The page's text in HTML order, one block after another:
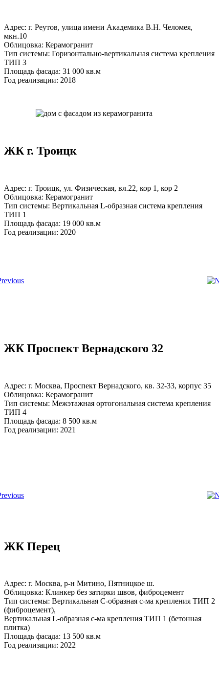
Адрес: г. Реутов, улица имени Академика В.Н. Челомея,
мкн.10
Облицовка: Керамогранит
Тип системы: Горизонтально-вертикальная система крепления
ТИП 3
Площадь фасада: 31 000 кв.м
Год реализации: 2018
ЖК г. Троицк
Адрес: г. Троицк, ул. Физическая, вл.22, кор 1, кор 2
Облицовка: Керамогранит
Тип системы: Вертикальная L-образная система крепления
ТИП 1
Площадь фасада: 19 000 кв.м
Год реализации: 2020
ЖК Проспект Вернадского 32
Адрес: г. Москва, Проспект Вернадского, кв. 32-33, корпус 35
Облицовка: Керамогранит
Тип системы: Межэтажная ортогональная система крепления
ТИП 4
Площадь фасада: 8 500 кв.м
Год реализации: 2021
ЖК Перец
Адрес: г. Москва, р-н Митино, Пятницкое ш.
Облицовка: Клинкер без затирки швов, фиброцемент
Тип системы: Вертикальная С-образная с-ма крепления ТИП 2
(фиброцемент),
Вертикальная L-образная с-ма крепления ТИП 1 (бетонная
плитка)
Площадь фасада: 13 500 кв.м
Год реализации: 2022